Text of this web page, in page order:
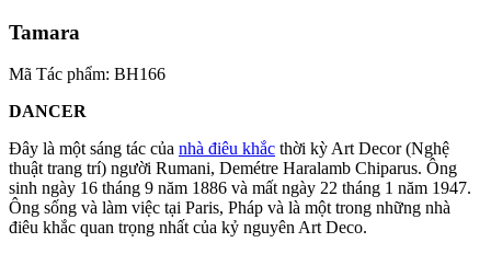
Tamara
Mã Tác phẩm: BH166
DANCER
Đây là một sáng tác của nhà điêu khắc thời kỳ Art Decor (Nghệ
thuật trang trí) người Rumani, Demétre Haralamb Chiparus. Ông
sinh ngày 16 tháng 9 năm 1886 và mất ngày 22 tháng 1 năm 1947.
Ông sống và làm việc tại Paris, Pháp và là một trong những nhà
điêu khắc quan trọng nhất của kỷ nguyên Art Deco.